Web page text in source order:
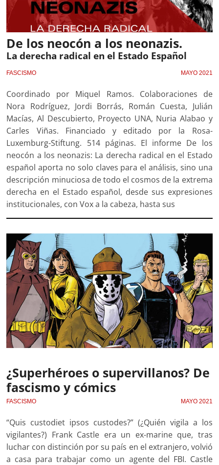
De los neocón a los neonazis.
La derecha radical en el Estado Español
FASCISMO MAYO 2021
Coordinado por Miquel Ramos. Colaboraciones de
Nora Rodríguez, Jordi Borrás, Román Cuesta, Julián
Macías, Al Descubierto, Proyecto UNA, Nuria Alabao y
Carles Viñas. Financiado y editado por la Rosa-
Luxemburg-Stiftung. 514 páginas. El informe De los
neocón a los neonazis: La derecha radical en el Estado
español aporta no solo claves para el análisis, sino una
descripción minuciosa de todo el cosmos de la extrema
derecha en el Estado español, desde sus expresiones
institucionales, con Vox a la cabeza, hasta sus
¿Superhéroes o supervillanos? De
fascismo y cómics
FASCISMO MAYO 2021
“Quis custodiet ipsos custodes?” (¿Quién vigila a los
vigilantes?) Frank Castle era un ex-marine que, tras
luchar con distinción por su país en el extranjero, volvió
a casa para trabajar como un agente del FBI. Castle